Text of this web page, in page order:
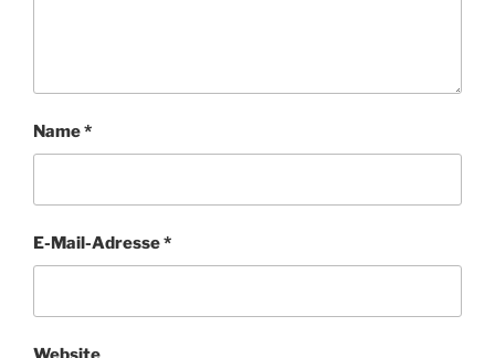
Name*
E-Mail-Adresse*